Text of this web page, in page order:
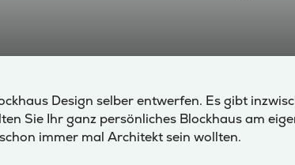
Design selber entwerfen. Es gibt
Sie Ihr ganz persönliches Blockhaus am
immer mal Architekt sein wollten.